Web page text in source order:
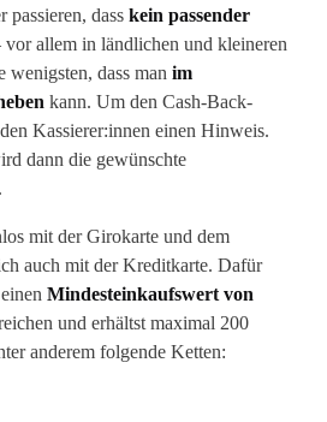
passieren, dass kein passender
vor allem in ländlichen und kleineren
dass man im
kann. Um den Cash-Back-
Kassierer:innen einen Hinweis.
dann die gewünschte
mit der Girokarte und dem
auch mit der Kreditkarte. Dafür
Mindesteinkaufswert von
und erhältst maximal 200
anderem folgende Ketten: